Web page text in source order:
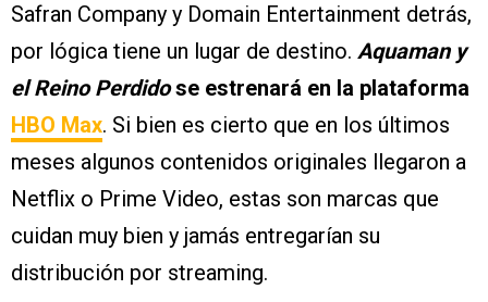
Safran Company y Domain Entertainment detrás,
por lógica tiene un lugar de destino. Aquaman y
el Reino Perdidose estrenará en la plataforma
HBO Max. Si bien es cierto que en los últimos
meses algunos contenidos originales llegaron a
Netflix o Prime Video, estas son marcas que
cuidan muy bien y jamás entregarían su
distribución por streaming.